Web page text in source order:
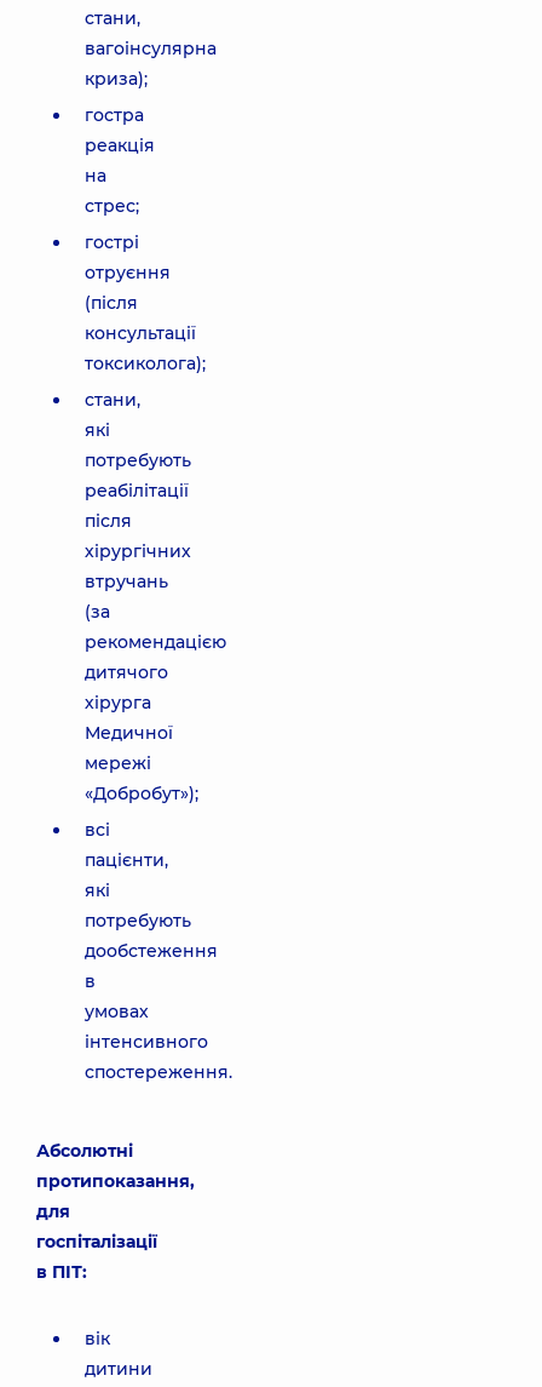
стани,
вагоінсулярна
криза);
гостра
реакція
на
стрес;
гострі
отруєння
(після
консультації
токсиколога);
стани,
які
потребують
реабілітації
після
хірургічних
втручань
(за
рекомендацією
дитячого
хірурга
Медичної
мережі
«Добробут»);
всі
пацієнти,
які
потребують
дообстеження
в
умовах
інтенсивного
спостереження.
Абсолютні
протипоказання,
для
госпіталізації
в ПІТ:
вік
дитини